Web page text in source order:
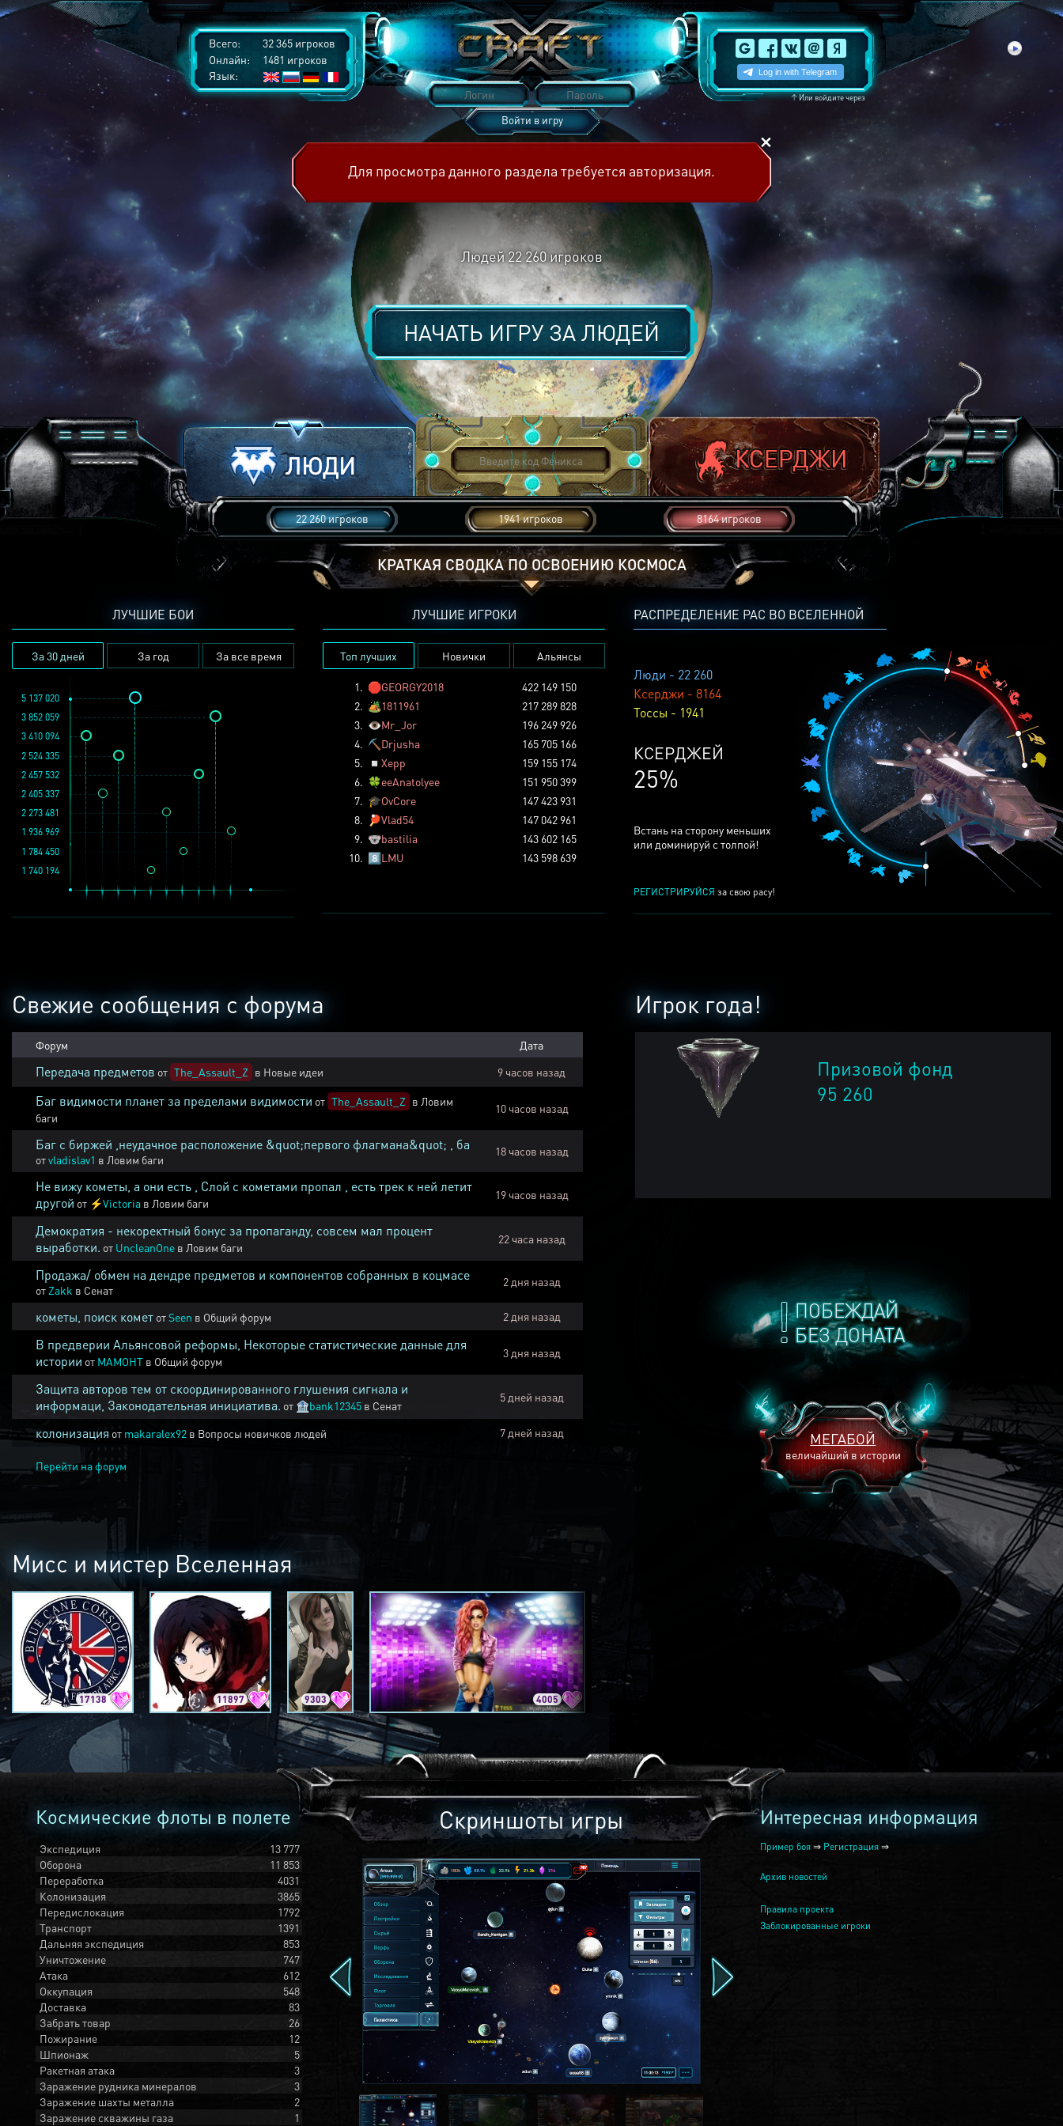
Всего:
32 365 игроков
Онлайн:
1481 игроков
Язык:
↑Или войдите через
Войти в игру
Для просмотра данного раздела требуется авторизация.
Людей 22 260игроков
НАЧАТЬ ИГРУ ЗАЛЮДЕЙ
22 260 игроков 1941 игроков 8164 игроков
КРАТКАЯ СВОДКА ПО ОСВОЕНИЮ КОСМОСА
РАСПРЕДЕЛЕНИЕ РАС ВО ВСЕЛЕННОЙ
Люди - 22 260
Ксерджи - 8164
Тоссы - 1941
КСЕРДЖЕЙ
25%
Встань на сторону меньших
или доминируй с толпой!
РЕГИСТРИРУЙСЯ за свою расу!
ЛУЧШИЕ БОИ
За 30 дней За год За все время
1 936 969
3 852 059
2 457 532
1 784 450
2 273 481
1 740 194
5 137 020
2 524 335
2 405 337
3 410 094
ЛУЧШИЕ ИГРОКИ
Топ лучших Новички Альянсы
1. 🛑GEORGY2018
422 149 150
2. 🏕️1811961
217 289 828
3. 👁️Mr_Jor
196 249 926
4. ⛏️ Drjusha
165 705 166
5.
◽ Xepp
159 155 174
6. 🍀eeAnatolyee
151 950 399
7. 🎓OvCore
147 423 931
8.
🏓Vlad54
147 042 961
9. 🐨bastilia
143 602 165
10. 8️⃣LMU 143 598 639
ПОБЕЖДАЙ
БЕЗ ДОНАТА
МЕГАБОЙ
величайший в истории
Игрок года!
Призовой фонд
95 260
Свежие сообщения с форума
Форум Дата
Передача предметов от The_Assault_Z в Новые идеи 9 часов назад
Баг видимости планет за пределами видимости от The_Assault_Z в Ловим
баги
10 часов назад
Баг с биржей ,неудачное расположение &quot;первого флагмана&quot; , ба
отvladislav1 в Ловим баги
18 часов назад
Не вижу кометы, а они есть , Слой с кометами пропал , есть трек к ней летит
другой от ⚡Victoria в Ловим баги
19 часов назад
Демократия - некоректный бонус за пропаганду, совсем мал процент
выработки. от UncleanOne в Ловим баги
22 часа назад
Продажа/ обмен на дендре предметов и компонентов собранных в коцмасе
от Zakk в Сенат
2 дня назад
кометы, поиск комет отSeen в Общий форум 2 дня назад
В предверии Альянсовой реформы, Некоторые статистические данные для
истории от MAMOHT в Общий форум
3 дня назад
Защита авторов тем от скоординированного глушения сигнала и
информаци, Законодательная инициатива. от 🏦bank12345 в Сенат
5 дней назад
колонизация от makaralex92 в Вопросы новичков людей 7 дней назад
Перейти на форум
Мисс и мистер Вселенная
17138 11897 9303 4005 2240
Космические флоты в полете
Экспедиция
13 777
Оборона
11 853
Переработка
4031
Колонизация
3865
Передислокация
1792
Транспорт
1391
Дальняя экспедиция
853
Уничтожение
747
Атака
612
Оккупация
548
Доставка
83
Забрать товар
26
Пожирание
12
Шпионаж
5
Ракетная атака
3
Заражение рудника минералов
3
Заражение шахты металла
2
Заражение скважины газа
1
Скриншоты игры Интересная информация
Пример боя ⇒ Регистрация ⇒
Архив новостей
Правила проекта
Заблокированные игроки